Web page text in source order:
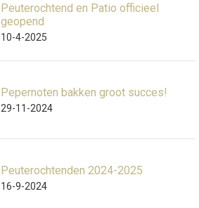
Peuterochtend en Patio officieel
geopend
10-4-2025
Pepernoten bakken groot succes!
29-11-2024
Peuterochtenden 2024-2025
16-9-2024